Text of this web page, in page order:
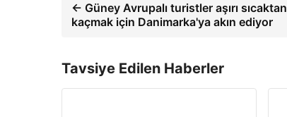
← Güney Avrupalı ​​turistler aşırı sıcaktan
kaçmak için Danimarka'ya akın ediyor
Tavsiye Edilen Haberler